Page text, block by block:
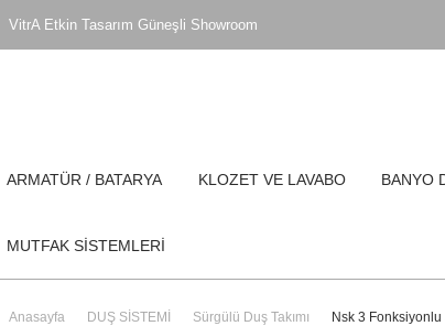
VitrA Etkin Tasarım Güneşli Showroom
ARMATÜR / BATARYA KLOZET VE LAVABO BANYO
MUTFAK SİSTEMLERİ
Anasayfa DUŞ SİSTEMİ Sürgülü Duş Takımı Nsk 3 Fonksiyonlu